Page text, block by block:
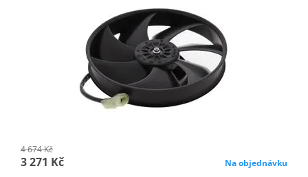
4 674 Kč
3 271 Kč Na objednávku